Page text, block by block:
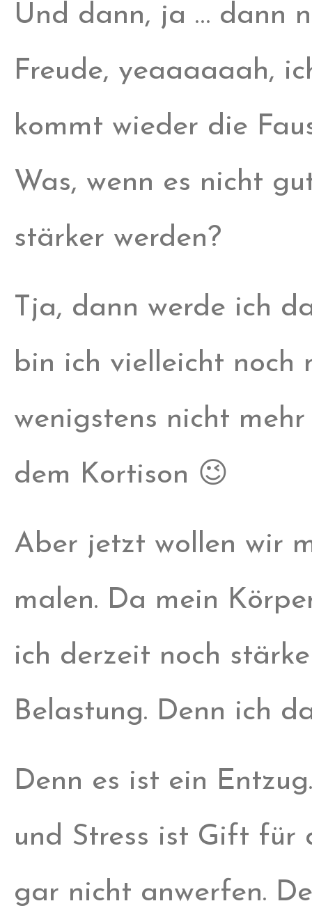
Und dann, ja … dann
Freude, yeaaaaaah,
kommt wieder die
Was, wenn es nicht
stärker werden?
Tja, dann werde ich
bin ich vielleicht noch
wenigstens nicht
dem Kortison 😉
Aber jetzt wollen wir
malen. Da mein
ich derzeit noch
Belastung. Denn ich
Denn es ist ein
und Stress ist Gift für
gar nicht anwerfen.